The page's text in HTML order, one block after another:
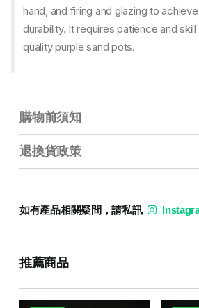
hand, and firing and glazing to
durability. It requires patience and
quality purple sand pots.
購物前須知
退換貨政策
如有產品相關疑問，請私訊
推薦商品